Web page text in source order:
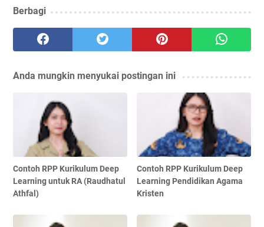
Berbagi
Anda mungkin menyukai postingan ini
Contoh RPP Kurikulum Deep
Learning untuk RA (Raudhatul
Athfal)
Contoh RPP Kurikulum Deep
Learning Pendidikan Agama
Kristen